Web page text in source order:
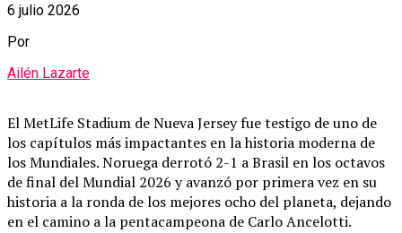
6 julio 2026
Por
Ailén Lazarte
El MetLife Stadium de Nueva Jersey fue testigo de uno de
los capítulos más impactantes en la historia moderna de
los Mundiales.Noruega derrotó 2-1 a Brasil en los octavos
de final del Mundial 2026 y avanzó por primera vez en su
historia a la ronda de los mejores ocho del planeta, dejando
en el camino a la pentacampeona de Carlo Ancelotti.